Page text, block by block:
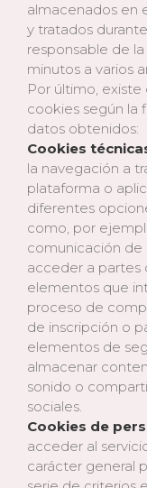
almacenados en
y tratados
responsable de
minutos a varios
Por último,
cookies según la
datos obtenidos:
Cookies
la navegación a
plataforma o
diferentes
como, por
comunicación de
acceder a partes
elementos que
proceso de
de inscripción o
elementos de
almacenar
sonido o
sociales.
Cookies de
acceder al
carácter general